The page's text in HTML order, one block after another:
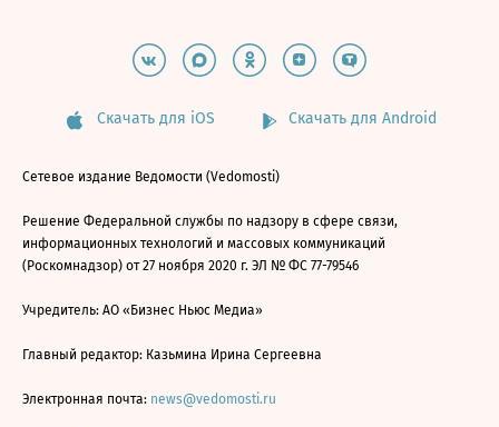
Скачать для iOS Скачать для Android
Сетевое издание Ведомости (Vedomosti)
Решение Федеральной службы по надзору в сфере связи,
информационных технологий и массовых коммуникаций
(Роскомнадзор) от 27 ноября 2020 г. ЭЛ № ФС 77-79546
Учредитель: АО «Бизнес Ньюс Медиа»
Главный редактор: Казьмина Ирина Сергеевна
Электронная почта: news@vedomosti.ru